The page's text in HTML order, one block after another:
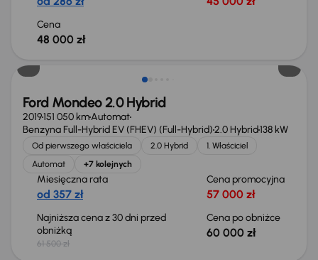
Cena
48 000 zł
Taniej o 1 500 zł
Ford Mondeo 2.0 Hybrid
2019151 050 kmAutomat
Benzyna Full-Hybrid EV (FHEV) (Full-Hybrid)2.0 Hybrid138 kW
Od pierwszego właściciela 2.0 Hybrid
1. Właściciel
Automat
+7 kolejnych
Miesięczna rata
od 357 zł
Cena promocyjna
57 000 zł
Najniższa cena z 30 dni przed
obniżką
61 500 zł
Cena po obniżce
60 000 zł